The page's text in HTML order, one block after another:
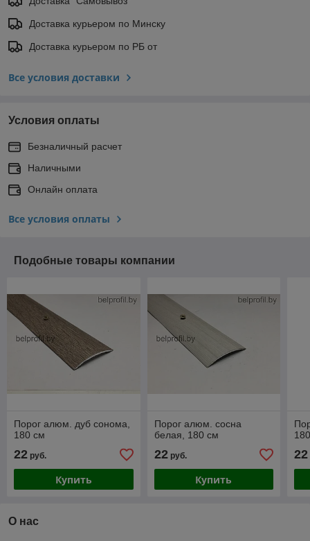
Доставка курьером по Минску
Доставка курьером по РБ от
Все условия доставки
Условия оплаты
Безналичный расчет
Наличными
Онлайн оплата
Все условия оплаты
Подобные товары компании
Порог алюм. дуб сонома,
180 см
22 руб.
Купить
Порог алюм. сосна
белая, 180 см
22руб.
Купить
22
О нас